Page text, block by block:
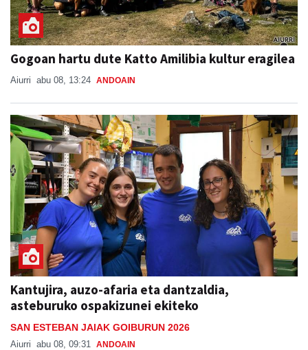
Gogoan hartu dute Katto Amilibia kultur eragilea
Aiurri abu 08, 13:24 ANDOAIN
Kantujira, auzo-afaria eta dantzaldia,
asteburuko ospakizunei ekiteko
SAN ESTEBAN JAIAK GOIBURUN 2026
Aiurri abu 08, 09:31 ANDOAIN